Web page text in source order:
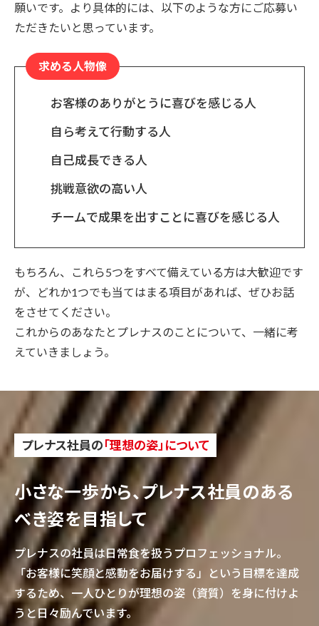
願いです。より具体的には、以下のような方にご応募い
ただきたいと思っています。
求める人物像
お客様のありがとうに喜びを感じる人
自ら考えて行動する人
自己成長できる人
挑戦意欲の高い人
チームで成果を出すことに喜びを感じる人
もちろん、これら5つをすべて備えている方は大歓迎です
が、どれか1つでも当てはまる項目があれば、ぜひお話
をさせてください。
これからのあなたとプレナスのことについて、一緒に考
えていきましょう。
プレナス社員の「理想の姿」について
小さな一歩から、プレナス社員のある
べき姿を目指して
プレナスの社員は日常食を扱うプロフェッショナル。
「お客様に笑顔と感動をお届けする」という目標を達成
するため、一人ひとりが理想の姿（資質）を身に付けよ
うと日々励んでいます。